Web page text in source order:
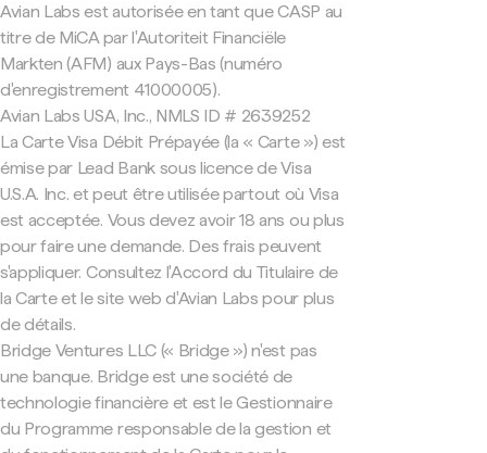
Avian Labs est autorisée en tant que CASP au
titre de MiCA par l'Autoriteit Financiële
Markten (AFM) aux Pays-Bas (numéro
d'enregistrement 41000005).
Avian Labs USA, Inc., NMLS ID # 2639252
La Carte Visa Débit Prépayée (la « Carte ») est
émise par Lead Bank sous licence de Visa
U.S.A. Inc. et peut être utilisée partout où Visa
est acceptée. Vous devez avoir 18 ans ou plus
pour faire une demande. Des frais peuvent
s'appliquer. Consultez l'Accord du Titulaire de
la Carte et le site web d'Avian Labs pour plus
de détails.
Bridge Ventures LLC (« Bridge ») n'est pas
une banque. Bridge est une société de
technologie financière et est le Gestionnaire
du Programme responsable de la gestion et